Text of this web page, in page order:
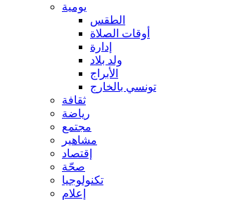
يومية
الطقس
أوقات الصلاة
إدارة
ولد بلاد
الأبراج
تونسي بالخارج
ثقافة
رياضة
مجتمع
مشاهير
إقتصاد
صحّة
تكنولوجيا
إعلام